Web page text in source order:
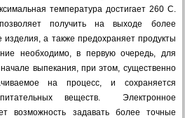
температура достигает 260 С.
получить на выходе более
изделия, а также предохраняет продукты
необходимо, в первую очередь, для
выпекания, при этом, существенно
на процесс, и сохраняется
веществ. Электронное
возможность задавать более точные